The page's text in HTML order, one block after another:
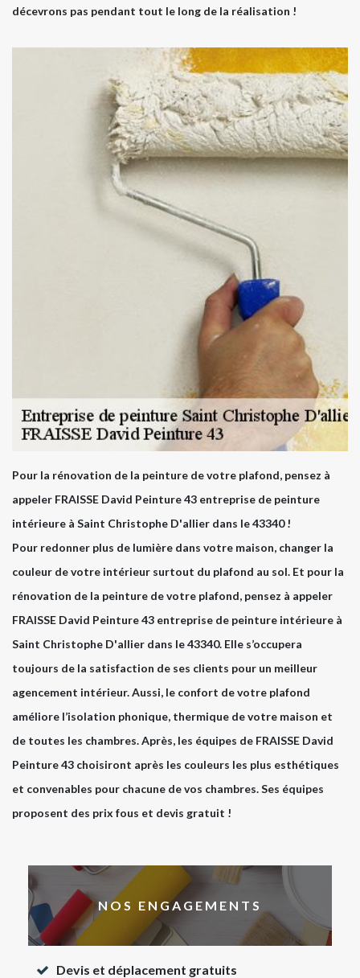
décevrons pas pendant tout le long de la réalisation !
Pour la rénovation de la peinture de votre plafond, pensez à
appeler FRAISSE David Peinture 43 entreprise de peinture
intérieure à Saint Christophe D'allier dans le 43340 !
Pour redonner plus de lumière dans votre maison, changer la
couleur de votre intérieur surtout du plafond au sol. Et pour la
rénovation de la peinture de votre plafond, pensez à appeler
FRAISSE David Peinture 43 entreprise de peinture intérieure à
Saint Christophe D'allier dans le 43340. Elle s’occupera
toujours de la satisfaction de ses clients pour un meilleur
agencement intérieur. Aussi, le confort de votre plafond
améliore l’isolation phonique, thermique de votre maison et
de toutes les chambres. Après, les équipes de FRAISSE David
Peinture 43 choisiront après les couleurs les plus esthétiques
et convenables pour chacune de vos chambres. Ses équipes
proposent des prix fous et devis gratuit !
NOS ENGAGEMENTS
Devis et déplacement gratuits